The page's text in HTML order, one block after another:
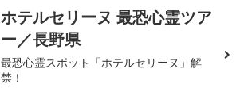
ホテルセリーヌ 最恐心霊ツア
ー／長野県
最恐心霊スポット「ホテルセリーヌ」解
禁！